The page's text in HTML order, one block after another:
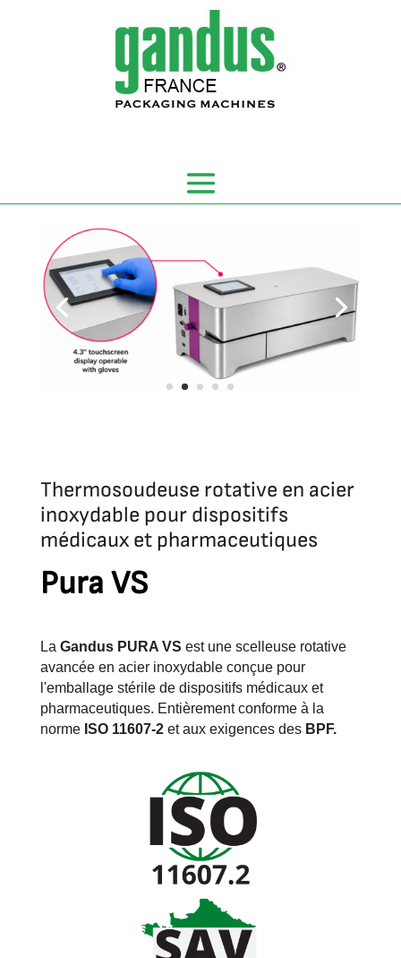
Thermosoudeuse rotative en acier
inoxydable pour dispositifs
médicaux et pharmaceutiques
Pura VS
La Gandus PURA VS est une scelleuse rotative
avancée en acier inoxydable conçue pour
l'emballage stérile de dispositifs médicaux et
pharmaceutiques. Entièrement conforme à la
norme ISO 11607-2et aux exigences des BPF.